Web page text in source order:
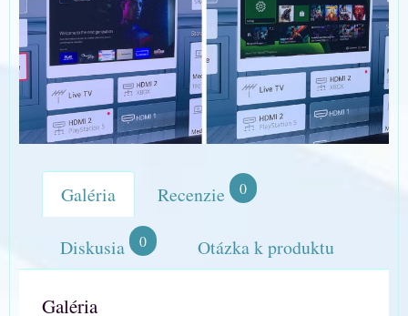
Galéria Recenzie 0
Diskusia 0 Otázka k produktu
Galéria